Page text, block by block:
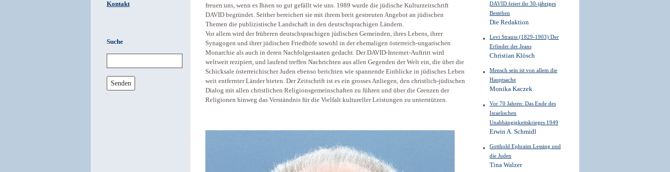
Kontakt
Suche
Senden
freuen uns, wenn es Ihnen so gut gefällt wie uns. 1989 wurde die jüdische ­Kulturzeitschrift
DAVID begründet. Seither bereichert sie mit ihrem breit gestreuten Angebot an jüdischen
Themen die publizi­stische Landschaft in den deutschsprachigen Ländern.
Vor allem wird der früheren deutschsprachigen jüdischen Gemeinden, ihres Lebens, ihrer
Synagogen und ihrer jüdischen Friedhöfe sowohl in der ehema­ligen österreich-­ungarischen
Monarchie als auch in deren Nachfolgestaaten ­gedacht. Der DAVID-Internet-Auftritt wird
weltweit rezipiert, und laufend treffen Nachrichten aus allen ­Gegenden der Welt ein, die über die
Schicksale österreichischer Juden ebenso berichten wie spannende Einblicke in jüdisches Leben
weit entfernter Länder bieten. Der Zeitschrift ist es ein grosses ­Anliegen, den christlich-jüdischen
Dialog mit allen christ­lichen Reli­gionsgemeinschaften zu führen und über die Grenzen der
Religionen hinweg das ­Verständnis für die Vielfalt kultureller Leistungen zu unterstützen.
DAVID feiert ihr 30-jähriges
Bestehen
Die Redaktion
Levi Strauss (1829-1903) Der
Erfinder der Jeans
Christian Klösch
Mensch sein ist von ­allem die
Hauptsache
Monika Kaczek
Vor 70 Jahren: Das Ende des
Israelischen
Unabhängigkeitskrieges 1949
Erwin A. Schmidl
Gotthold Ephraim ­Lessing und
die Juden
Tina Walzer